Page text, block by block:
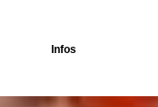
Infos